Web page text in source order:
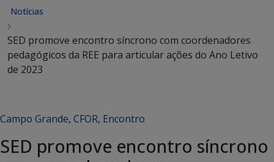
Notícias
SED promove encontro síncrono com coordenadores
pedagógicos da REE para articular ações do Ano Letivo
de 2023
Campo Grande, CFOR, Encontro
SED promove encontro síncrono